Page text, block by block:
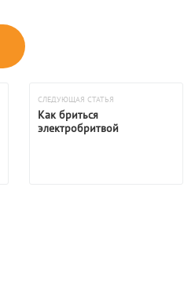
СЛЕДУЮЩАЯ СТАТЬЯ
Как бриться
электробритвой